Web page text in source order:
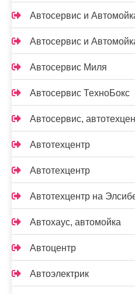
Автосервис и
Автосервис и
Автосервис Миля
Автосервис ТехноБокс
Автосервис,
Автотехцентр
Автотехцентр
Автотехцентр на
Автохаус, автомойка
Автоцентр
Автоэлектрик